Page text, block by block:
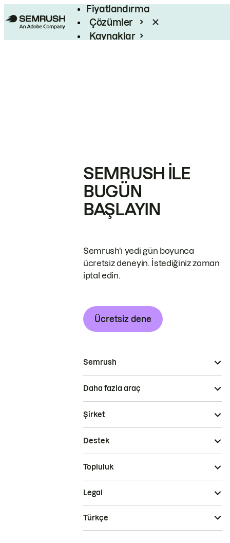
Fiyatlandırma
Çözümler
Kaynaklar
SEMRUSH ILE
BUGÜN
BAŞLAYIN
Semrush'ı yedi gün boyunca
ücretsiz deneyin. İstediğiniz zaman
iptal edin.
Ücretsiz dene
Semrush
Daha fazla araç
Şirket
Destek
Topluluk
Legal
Türkçe